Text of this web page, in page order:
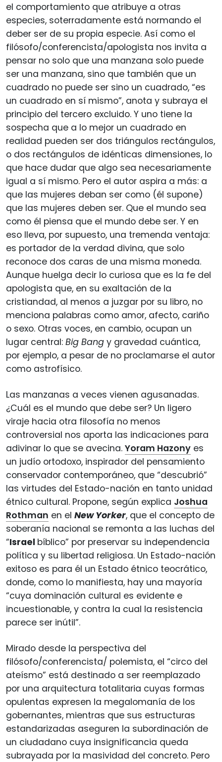
el comportamiento que atribuye a otras
especies, soterradamente está normando el
deber ser de su propia especie. Así como el
filósofo/conferencista/apologista nos invita a
pensar no solo que una manzana solo puede
ser una manzana, sino que también que un
cuadrado no puede ser sino un cuadrado, “es
un cuadrado en sí mismo”, anota y subraya el
principio del tercero excluido. Y uno tiene la
sospecha que a lo mejor un cuadrado en
realidad pueden ser dos triángulos rectángulos,
o dos rectángulos de idénticas dimensiones, lo
que hace dudar que algo sea necesariamente
igual a sí mismo. Pero el autor aspira a más: a
que las mujeres deban ser como (él supone)
que las mujeres deben ser. Que el mundo sea
como él piensa que el mundo debe ser. Y en
eso lleva, por supuesto, una tremenda ventaja:
es portador de la verdad divina, que solo
reconoce dos caras de una misma moneda.
Aunque huelga decir lo curiosa que es la fe del
apologista que, en su exaltación de la
cristiandad, al menos a juzgar por su libro, no
menciona palabras como amor, afecto, cariño
o sexo. Otras voces, en cambio, ocupan un
lugar central: Big Bang y gravedad cuántica,
por ejemplo, a pesar de no proclamarse el autor
como astrofísico.
Las manzanas a veces vienen agusanadas.
¿Cuál es el mundo que debe ser? Un ligero
viraje hacia otra filosofía no menos
controversial nos aporta las indicaciones para
adivinar lo que se avecina. Yoram Hazony es
un judío ortodoxo, inspirador del pensamiento
conservador contemporáneo, que “descubrió”
las virtudes del Estado-nación en tanto unidad
étnico cultural. Propone, según explica Joshua
Rothman en el New Yorker, que el concepto de
soberanía nacional se remonta a las luchas del
“Israel bíblico” por preservar su independencia
política y su libertad religiosa. Un Estado-nación
exitoso es para él un Estado étnico teocrático,
donde, como lo manifiesta, hay una mayoría
“cuya dominación cultural es evidente e
incuestionable, y contra la cual la resistencia
parece ser inútil”.
Mirado desde la perspectiva del
filósofo/conferencista/ polemista, el “circo del
ateísmo” está destinado a ser reemplazado
por una arquitectura totalitaria cuyas formas
opulentas expresen la megalomanía de los
gobernantes, mientras que sus estructuras
estandarizadas aseguren la subordinación de
un ciudadano cuya insignificancia queda
subrayada por la masividad del concreto. Pero